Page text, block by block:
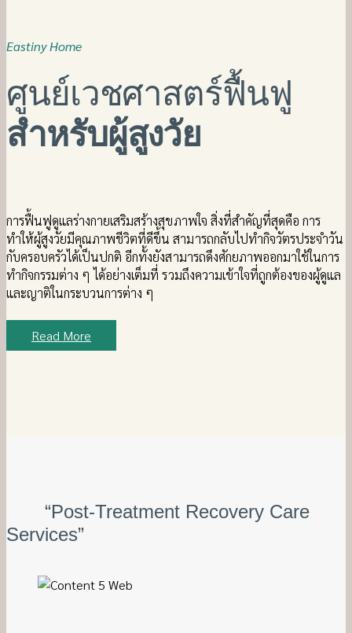
Eastiny Home
ศูนย์เวชศาสตร์ฟื้นฟู
สำหรับผู้สูงวัย
การฟื้นฟูดูแลร่างกายเสริมสร้างสุขภาพใจ สิ่งที่สำคัญที่สุดคือ การ
ทำให้ผู้สูงวัยมีคุณภาพชีวิตที่ดีขึ้น สามารถกลับไปทำกิจวัตรประจำวัน
กับครอบครัวได้เป็นปกติ อีกทั้งยังสามารถดึงศักยภาพออกมาใช้ในการ
ทำกิจกรรมต่าง ๆ ได้อย่างเต็มที่ รวมถึงความเข้าใจที่ถูกต้องของผู้ดูแล
และญาติในกระบวนการต่าง ๆ
Read More
“Post-Treatment Recovery Care
Services”